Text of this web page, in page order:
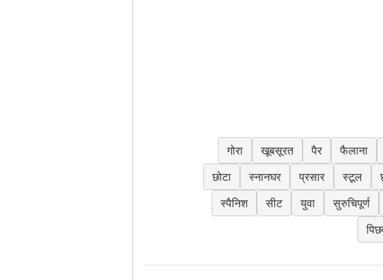
गोरा खूबसूरत पैर फैलाना
छोटा
स्नानघर प्रसार स्टूल
स्पैनिश
सीट युवा सुरुचिपूर्ण